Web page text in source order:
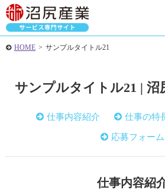
HOME > サンプルタイトル21
サンプルタイトル21 | 沼
仕事内容紹介 仕事の特
応募フォーム
仕事内容紹